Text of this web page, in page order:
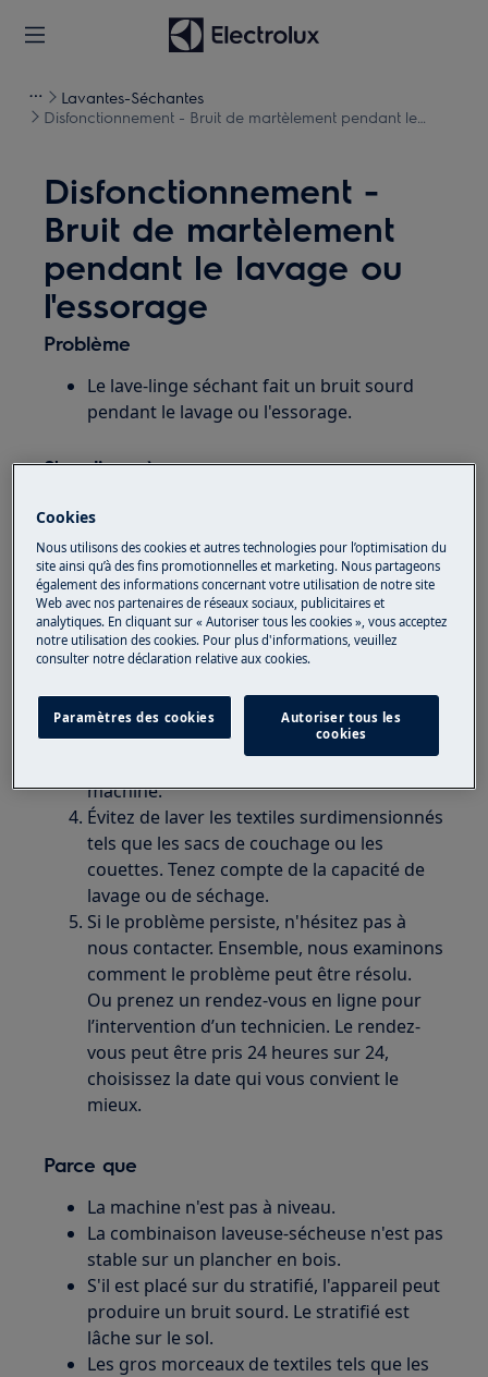
Lavantes-Séchantes
Disfonctionnement - Bruit de martèlement pendant le
Disfonctionnement -
Bruit de martèlement
pendant le lavage ou
l'essorage
Problème
Le lave-linge séchant fait un bruit sourd
pendant le lavage ou l'essorage.
S'applique à
Lave-linge séchants
Solution
Vérifiez que l'appareil est de niveau et
stable sur le sol.
Si l'appareil est placé sur un plancher en
plaque de contreplaqué vissée au plancher.
Si l'appareil se trouve sur un sol stratifié,
machine.
Évitez de laver les textiles surdimensionnés
tels que les sacs de couchage ou les
couettes. Tenez compte de la capacité de
lavage ou de séchage.
Si le problème persiste, n'hésitez pas à
nous contacter. Ensemble, nous examinons
comment le problème peut être résolu.
Ou prenez un rendez-vous en ligne pour
l’intervention d’un technicien. Le rendez-
vous peut être pris 24 heures sur 24,
choisissez la date qui vous convient le
mieux.
Parce que
La machine n'est pas à niveau.
La combinaison laveuse-sécheuse n'est pas
stable sur un plancher en bois.
S'il est placé sur du stratifié, l'appareil peut
produire un bruit sourd. Le stratifié est
lâche sur le sol.
Les gros morceaux de textiles tels que les
Cookies
Nous utilisons des cookies et autres technologies pour l’optimisation du
site ainsi qu’à des fins promotionnelles et marketing. Nous partageons
également des informations concernant votre utilisation de notre site
Web avec nos partenaires de réseaux sociaux, publicitaires et
analytiques. En cliquant sur « Autoriser tous les cookies », vous acceptez
notre utilisation des cookies. Pour plus d'informations, veuillez
consulter notre déclaration relative aux cookies.
Paramètres des cookies
Autoriser tous les
cookies